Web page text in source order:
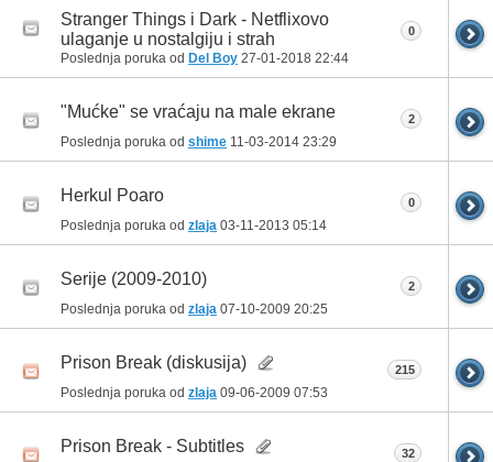
Stranger Things i Dark - Netflixovo
ulaganje u nostalgiju i strah
Poslednja poruka od Del Boy 27-01-2018 22:44
0
"Mućke" se vraćaju na male ekrane
Poslednja poruka od shime 11-03-2014 23:29
2
Herkul Poaro
Poslednja poruka od zlaja 03-11-2013 05:14
0
Serije (2009-2010)
Poslednja poruka od zlaja 07-10-2009 20:25
2
Prison Break (diskusija)
Poslednja poruka od zlaja 09-06-2009 07:53
215
Prison Break - Subtitles 32